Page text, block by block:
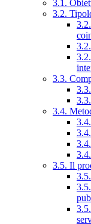
3.1.
3.2.
3.3.
3.4.
3.5. Il